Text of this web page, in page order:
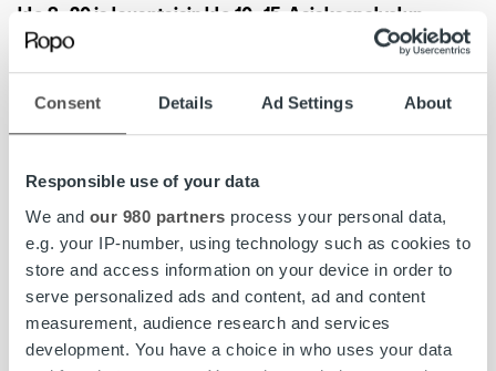
Consent Details Ad Settings About
Responsible use of your data
We and our 980 partners process your personal data,
e.g. your IP-number, using technology such as cookies to
store and access information on your device in order to
serve personalized ads and content, ad and content
measurement, audience research and services
development. You have a choice in who uses your data
klo 8–20 ja lauantaisin klo 10–15. Asiakaspalvelun
aukioloaikojen ulkopuolella Ropo Onlinessa voi hoitaa
maksuasioita itsenäisesti 24/7 virtuaalisen apurimme
Ropobotin avustuksella.
Myös Ropobotti toimii online-
yksityiskohtaisia tietoja laskuun, maksumuistutukseen tai
Ropo Online -palvelussa voit tarkistaa laskusi tilanteen ja
maksaa laskun, siirtää eräpäivää, tehdä
maksusuunnitelman, ilmoittaa tilinumeron liikamaksun
palautusta varten tai valtuuttaa toisen henkilön hoitamaan
asioita puolestasi.